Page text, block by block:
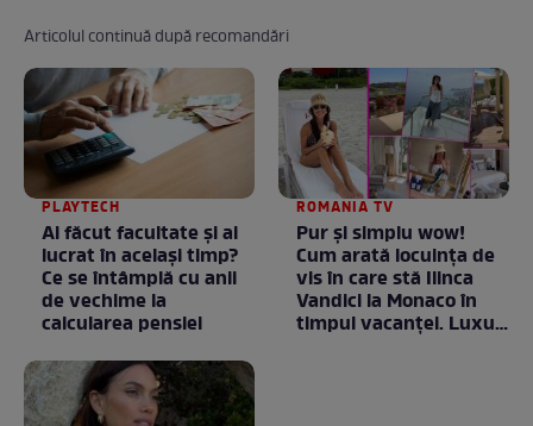
Articolul continuă după recomandări
PLAYTECH
Ai făcut facultate și ai
lucrat în același timp?
Ce se întâmplă cu anii
de vechime la
calcularea pensiei
ROMANIA TV
Pur și simplu wow!
Cum arată locuința de
vis în care stă Ilinca
Vandici la Monaco în
timpul vacanței. Luxul